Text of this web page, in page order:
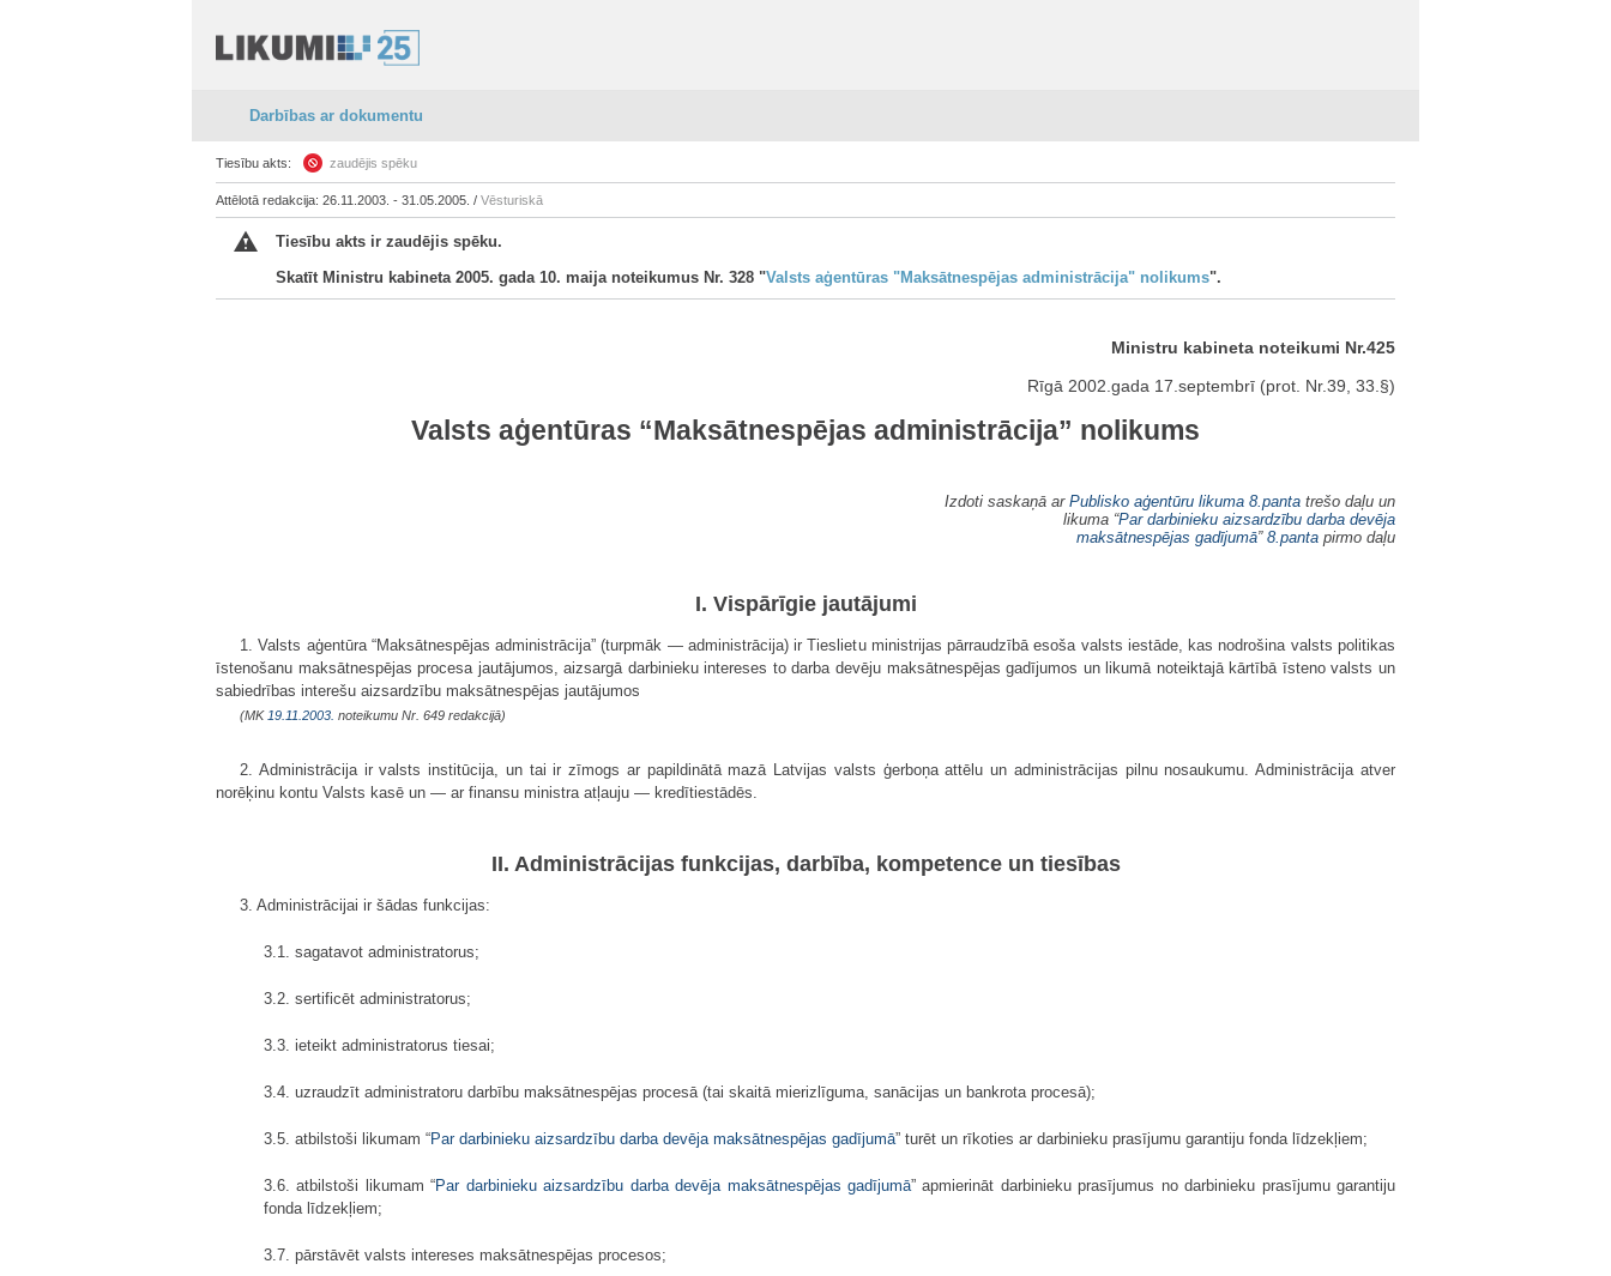
Darbības ar dokumentu
Tiesību akts: zaudējis spēku
Attēlotā redakcija: 26.11.2003. - 31.05.2005. / Vēsturiskā
Tiesību akts ir zaudējis spēku.
Skatīt Ministru kabineta 2005. gada 10. maija noteikumus Nr. 328 "Valsts aģentūras "Maksātnespējas administrācija" nolikums".
Ministru kabineta noteikumi Nr.425
Rīgā 2002.gada 17.septembrī (prot. Nr.39, 33.§)
Valsts aģentūras “Maksātnespējas administrācija” nolikums
Izdoti saskaņā ar Publisko aģentūru likuma 8.panta trešo daļu un
likuma “Par darbinieku aizsardzību darba devēja
maksātnespējas gadījumā” 8.panta pirmo daļu
I. Vispārīgie jautājumi
1. Valsts aģentūra “Maksātnespējas administrācija” (turpmāk — administrācija) ir Tieslietu ministrijas pārraudzībā esoša valsts iestāde, kas nodrošina valsts politikas
īstenošanu maksātnespējas procesa jautājumos, aizsargā darbinieku intereses to darba devēju maksātnespējas gadījumos un likumā noteiktajā kārtībā īsteno valsts un
sabiedrības interešu aizsardzību maksātnespējas jautājumos
(MK 19.11.2003. noteikumu Nr. 649 redakcijā)
2. Administrācija ir valsts institūcija, un tai ir zīmogs ar papildinātā mazā Latvijas valsts ģerboņa attēlu un administrācijas pilnu nosaukumu. Administrācija atver
norēķinu kontu Valsts kasē un — ar finansu ministra atļauju — kredītiestādēs.
II. Administrācijas funkcijas, darbība, kompetence un tiesības
3. Administrācijai ir šādas funkcijas:
3.1. sagatavot administratorus;
3.2. sertificēt administratorus;
3.3. ieteikt administratorus tiesai;
3.4. uzraudzīt administratoru darbību maksātnespējas procesā (tai skaitā mierizlīguma, sanācijas un bankrota procesā);
3.5. atbilstoši likumam “Par darbinieku aizsardzību darba devēja maksātnespējas gadījumā” turēt un rīkoties ar darbinieku prasījumu garantiju fonda līdzekļiem;
3.6. atbilstoši likumam “Par darbinieku aizsardzību darba devēja maksātnespējas gadījumā” apmierināt darbinieku prasījumus no darbinieku prasījumu garantiju
fonda līdzekļiem;
3.7. pārstāvēt valsts intereses maksātnespējas procesos;